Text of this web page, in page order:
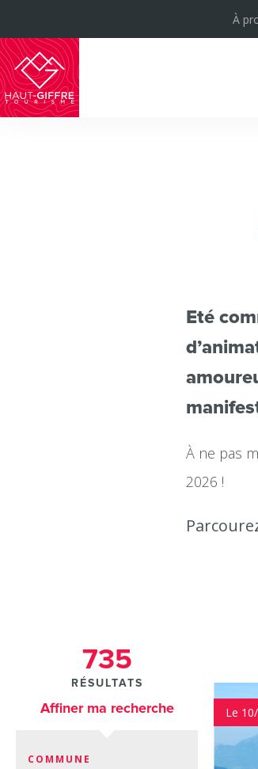
À
Haut-
Giffre
Eté
À ne pas
2026 !
735
RÉSULTATS
Affiner ma recherche
COMMUNE
Le